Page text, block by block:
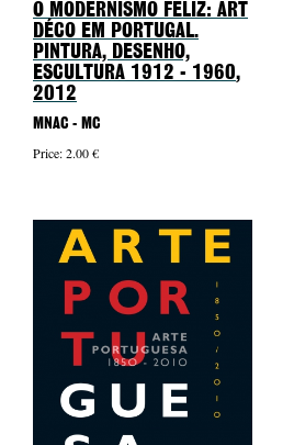
O MODERNISMO FELIZ: ART
DÉCO EM PORTUGAL.
PINTURA, DESENHO,
ESCULTURA 1912 - 1960,
2012
MNAC - MC
Price: 2.00 €